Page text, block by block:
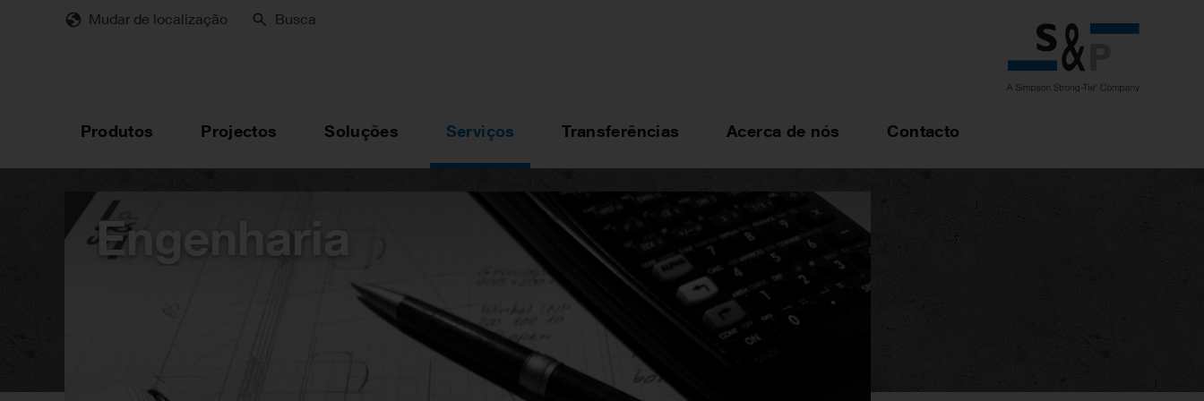
Mudar de localização Busca
Produtos Projectos Soluções Serviços Transferências Acerca de nós Contacto
Engenharia